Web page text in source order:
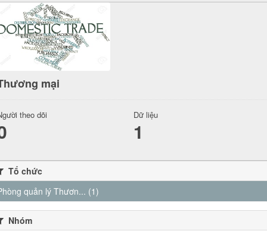
mại
theo dõi Dữ liệu
1
Tổ chức
quản lý Thươn... (1)
Nhóm